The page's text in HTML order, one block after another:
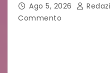
Ago 5, 2026
Commento